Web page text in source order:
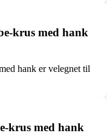
krus med hank
hank er velegnet til
krus med hank